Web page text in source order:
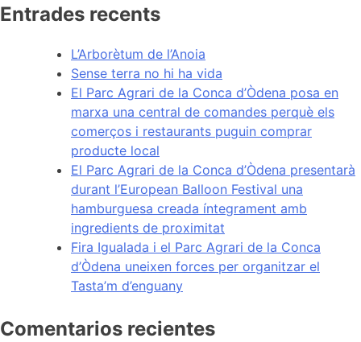
entradas
Entrades recents
L’Arborètum de l’Anoia
Sense terra no hi ha vida
El Parc Agrari de la Conca d’Òdena posa en
marxa una central de comandes perquè els
comerços i restaurants puguin comprar
producte local
El Parc Agrari de la Conca d’Òdena presentarà
durant l’European Balloon Festival una
hamburguesa creada íntegrament amb
ingredients de proximitat
Fira Igualada i el Parc Agrari de la Conca
d’Òdena uneixen forces per organitzar el
Tasta’m d’enguany
Comentarios recientes